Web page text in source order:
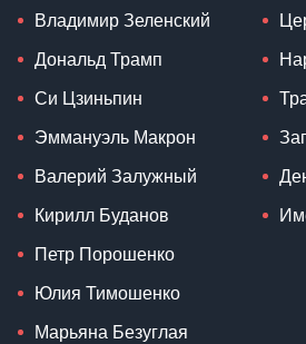
Владимир Зеленский
Дональд Трамп
Си Цзиньпин
Эммануэль Макрон
Валерий Залужный
Кирилл Буданов
Петр Порошенко
Юлия Тимошенко
Марьяна Безуглая